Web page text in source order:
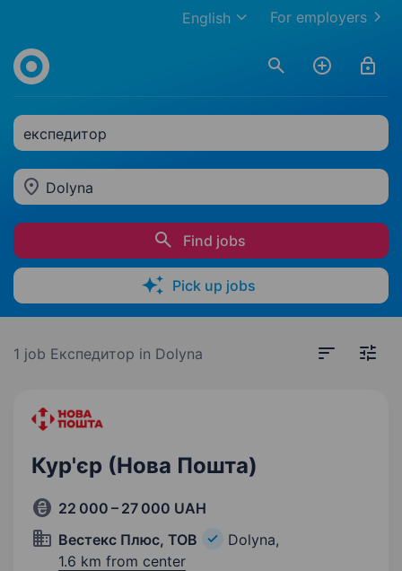
For employers
English
експедитор
Dolyna
Find jobs
Pick up jobs
1 job Експедитор in Dolyna
Кур'єр (Нова Пошта)
22 000 – 27 000 UAH
Вестекс Плюс, ТОВ
Dolyna,
1.6 km from center